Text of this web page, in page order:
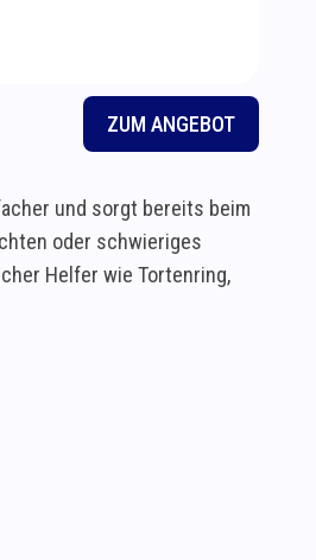
ZUM ANGEBOT
und sorgt bereits beim
oder schwieriges
Helfer wie Tortenring,